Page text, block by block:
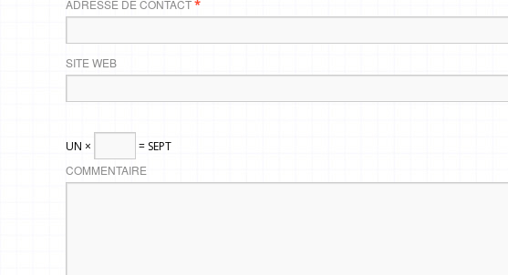
ADRESSE DE CONTACT*
SITE WEB
UN ×
= SEPT
COMMENTAIRE